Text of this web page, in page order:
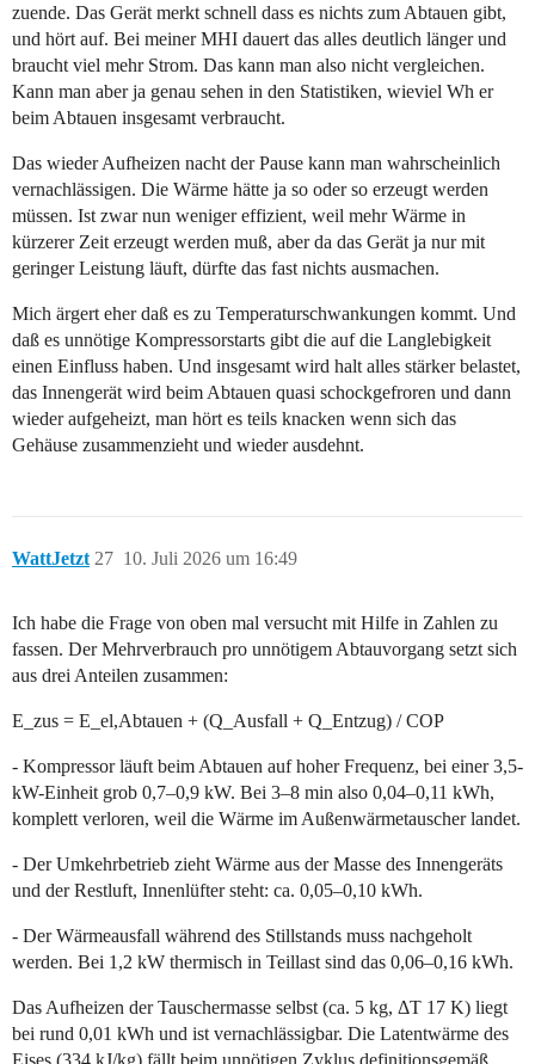
zuende. Das Gerät merkt schnell dass es nichts zum Abtauen gibt,
und hört auf. Bei meiner MHI dauert das alles deutlich länger und
braucht viel mehr Strom. Das kann man also nicht vergleichen.
Kann man aber ja genau sehen in den Statistiken, wieviel Wh er
beim Abtauen insgesamt verbraucht.
Das wieder Aufheizen nacht der Pause kann man wahrscheinlich
vernachlässigen. Die Wärme hätte ja so oder so erzeugt werden
müssen. Ist zwar nun weniger effizient, weil mehr Wärme in
kürzerer Zeit erzeugt werden muß, aber da das Gerät ja nur mit
geringer Leistung läuft, dürfte das fast nichts ausmachen.
Mich ärgert eher daß es zu Temperaturschwankungen kommt. Und
daß es unnötige Kompressorstarts gibt die auf die Langlebigkeit
einen Einfluss haben. Und insgesamt wird halt alles stärker belastet,
das Innengerät wird beim Abtauen quasi schockgefroren und dann
wieder aufgeheizt, man hört es teils knacken wenn sich das
Gehäuse zusammenzieht und wieder ausdehnt.
WattJetzt 10. Juli 2026 um 16:49
27
Ich habe die Frage von oben mal versucht mit Hilfe in Zahlen zu
fassen. Der Mehrverbrauch pro unnötigem Abtauvorgang setzt sich
aus drei Anteilen zusammen:
E_zus = E_el,Abtauen + (Q_Ausfall + Q_Entzug) / COP
- Kompressor läuft beim Abtauen auf hoher Frequenz, bei einer 3,5-
kW-Einheit grob 0,7–0,9 kW. Bei 3–8 min also 0,04–0,11 kWh,
komplett verloren, weil die Wärme im Außenwärmetauscher landet.
- Der Umkehrbetrieb zieht Wärme aus der Masse des Innengeräts
und der Restluft, Innenlüfter steht: ca. 0,05–0,10 kWh.
- Der Wärmeausfall während des Stillstands muss nachgeholt
werden. Bei 1,2 kW thermisch in Teillast sind das 0,06–0,16 kWh.
Das Aufheizen der Tauschermasse selbst (ca. 5 kg, ΔT 17 K) liegt
bei rund 0,01 kWh und ist vernachlässigbar. Die Latentwärme des
Eises (334 kJ/kg) fällt beim unnötigen Zyklus definitionsgemäß